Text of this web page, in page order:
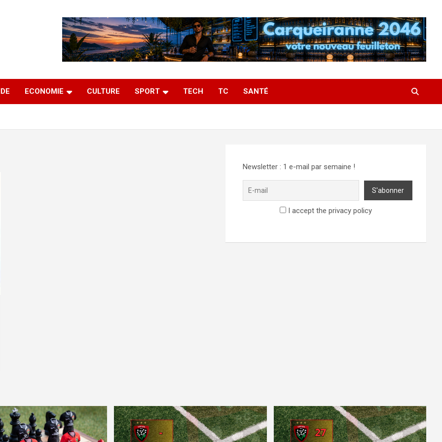
ECONOMIE CULTURE SPORT TECH TC SANTÉ
Newsletter : 1 e-mail par semaine !
I accept the privacy policy